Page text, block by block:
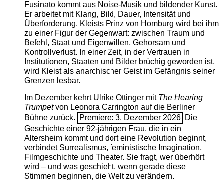
Fusinato kommt aus Noise-Musik und bildender Kunst.
Er arbeitet mit Klang, Bild, Dauer, Intensität und
Überforderung. Kleists Prinz von Homburg wird bei ihm
zu einer Figur der Gegenwart: zwischen Traum und
Befehl, Staat und Eigenwillen, Gehorsam und
Kontrollverlust. In einer Zeit, in der Vertrauen in
Institutionen, Staaten und Bilder brüchig geworden ist,
wird Kleist als anarchischer Geist im Gefängnis seiner
Grenzen lesbar.
Im Dezember kehrt Ulrike Ottingermit The ­Hearing
Trumpetvon Leonora Carrington auf die Berliner
Bühne zurück.
Premiere: 3. Dezember 2026 Die
Geschichte einer 92-jährigen Frau, die in ein
Altersheim kommt und dort eine Revolution beginnt,
verbindet Surrealismus, feministische Imagination,
Filmgeschichte und Theater. Sie fragt, wer überhört
wird – und was geschieht, wenn gerade diese
Stimmen beginnen, die Welt zu verändern.